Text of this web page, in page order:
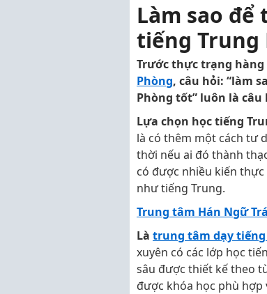
Làm sao
tiếng Trung
Trước thực trạng
Phòng, câu hỏi: “làm
Phòng tốt” luôn là
Lựa chọn học tiếng
là có thêm một cách tư
thời nếu ai đó thành
có được nhiều kiến
như tiếng Trung.
Trung tâm Hán Ngữ
Là trung tâm dạy
xuyên có các lớp học
sâu được thiết kế theo
được khóa học phù